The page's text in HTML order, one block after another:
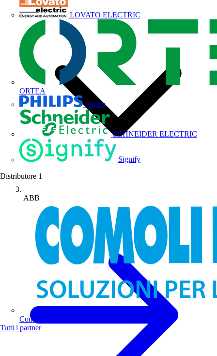
LOVATO ELECTRIC
ORTEA
Philips
SCHNEIDER ELECTRIC
Signify
Distributore 1
Comoli Ferrari
Tutti i partner
ABB